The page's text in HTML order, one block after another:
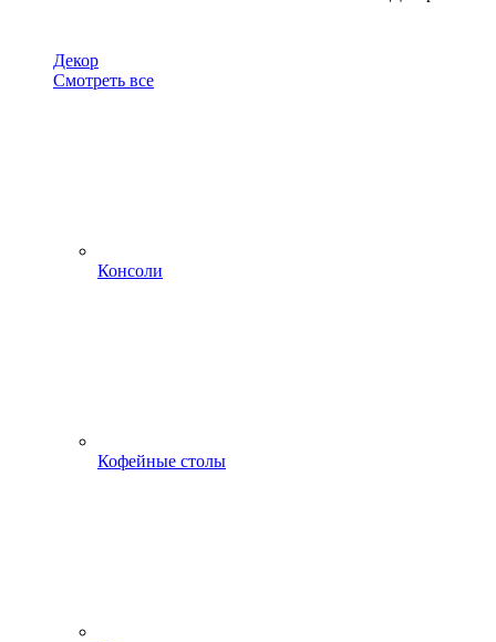
Декор
Смотреть все
Консоли
Кофейные столы